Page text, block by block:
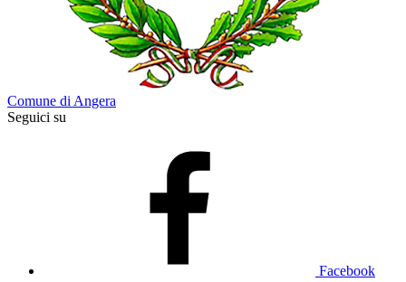
Comune di Angera
Seguici su
Facebook